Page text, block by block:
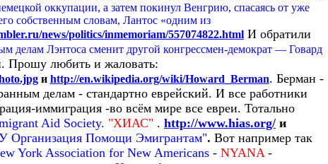
оккупации, а затем покинул Венгрию, спасаясь от уже
собственным словам, Лантос «одним из
news/politics/inmemoriam/557074822.html И обратили
делам Лэнтоса сменит другой конгрессмен-демократ — Говард
Прошу любить и жаловать:
и http://en.wikipedia.org/wiki/Howard_Berman. Берман -
делам - стандартно еврейский. И все работники
иммиграция -во всём мире все евреи. Тотально
Aid Society. "ХИАС" . http://www.hias.org/ и
Помощи Эмигрантам". Вот например так
York Association for New Americans - NYANA-